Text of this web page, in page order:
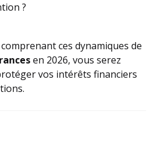
?
ces dynamiques de
en 2026, vous serez
vos intérêts financiers